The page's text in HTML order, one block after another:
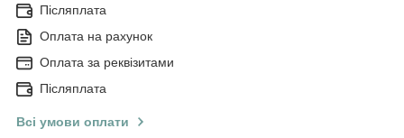
Післяплата
Оплата на рахунок
Оплата за реквізитами
Післяплата
Всі умови оплати